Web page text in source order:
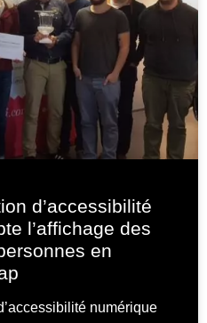
d’accessibilité
l’affichage des
en
numérique